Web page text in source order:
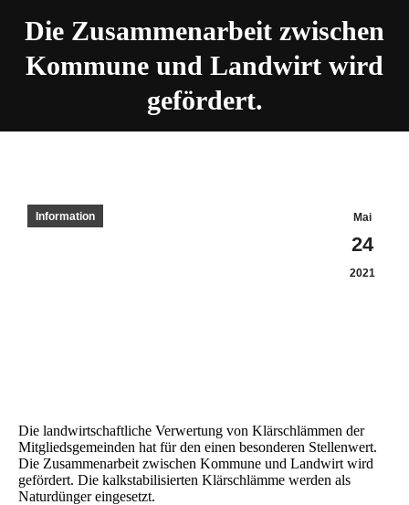
Die Zusammenarbeit zwischen
Kommune und Landwirt wird
gefördert.
Mai
24
2021
Information
Die landwirtschaftliche Verwertung von Klärschlämmen der
Mitgliedsgemeinden hat für den einen besonderen Stellenwert.
Die Zusammenarbeit zwischen Kommune und Landwirt wird
gefördert. Die kalkstabilisierten Klärschlämme werden als
Naturdünger eingesetzt.